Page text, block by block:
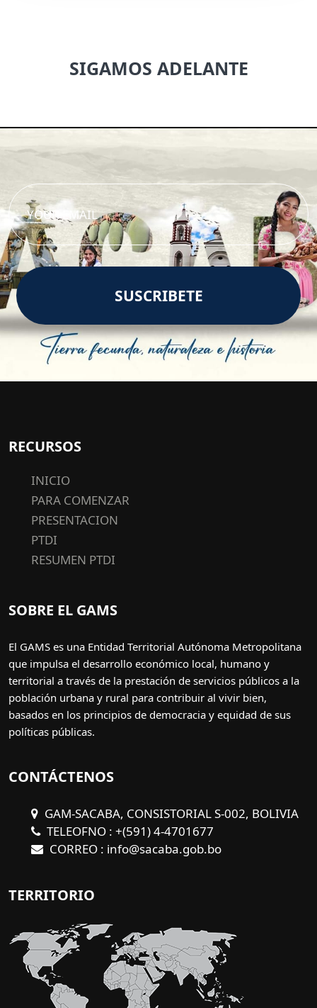
SIGAMOS ADELANTE
SUSCRIBETE
RECURSOS
INICIO
PARA COMENZAR
PRESENTACION
PTDI
RESUMEN PTDI
SOBRE EL GAMS
El GAMS es una Entidad Territorial Autónoma Metropolitana
que impulsa el desarrollo económico local, humano y
territorial a través de la prestación de servicios públicos a la
población urbana y rural para contribuir al vivir bien,
basados en los principios de democracia y equidad de sus
políticas públicas.
CONTÁCTENOS
GAM-SACABA, CONSISTORIAL S-002, BOLIVIA
TELEOFNO : +(591) 4-4701677
CORREO : info@sacaba.gob.bo
TERRITORIO